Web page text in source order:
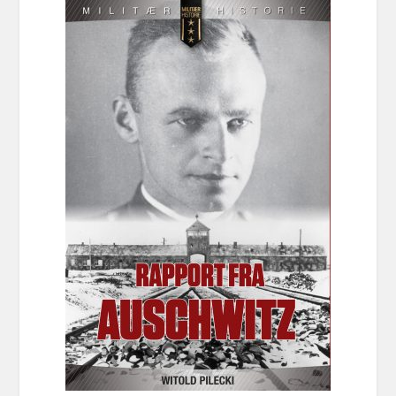
var:
kr 169,00.kr 49,00.